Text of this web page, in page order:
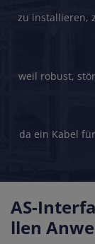
zu installieren,
weil robust,
da ein Kabel
AS-
llen
notwendig